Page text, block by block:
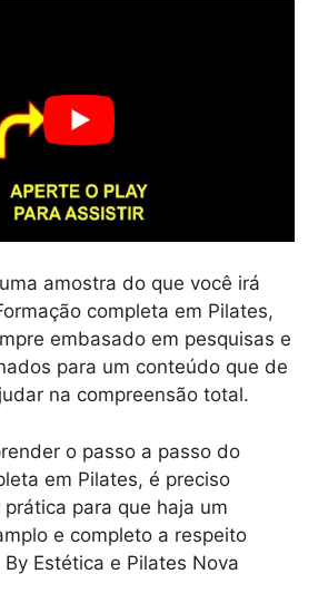
amostra do que você irá
completa em Pilates,
embasado em pesquisas e
para um conteúdo que de
na compreensão total.
o passo a passo do
em Pilates, é preciso
para que haja um
e completo a respeito
Estética e Pilates Nova